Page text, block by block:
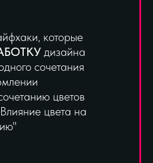
которые
дизайна
сочетания
цветов
цвета на